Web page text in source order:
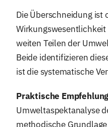
Die Überschneidung ist
weiten Teilen der
Beide identifizieren
ist die systematische
Praktische
Umweltaspektanalyse
methodische